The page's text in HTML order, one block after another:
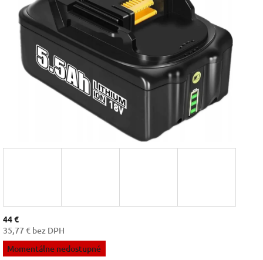
hviezdičiek.
44 €
35,77 € bez DPH
Jednotková
cena:
Momentálne nedostupné